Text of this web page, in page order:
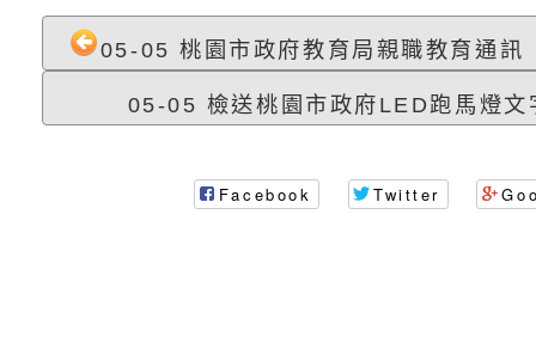
題融入教學－國民中
（教材）推薦實施計
字稿及LCD託播影（
國家發展委員會檔案
理本(115)年「春遊
檢送桃園市政府家庭
姻怎麼翻譯－青少年
親職教育講座「如何
有關財團法人中華國
05-05 桃園市政府教育局親職教育通訊
05-05 檢送桃園市政府LED跑馬燈
Facebook Twitter